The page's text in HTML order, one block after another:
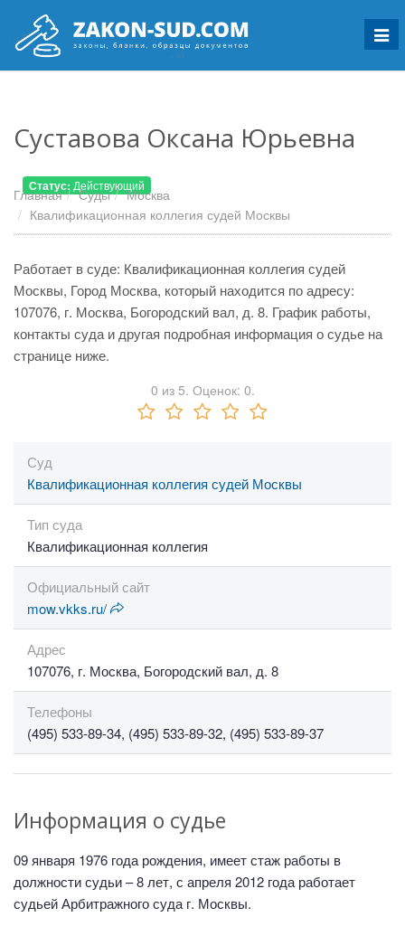
Суставова Оксана Юрьевна
Статус: Действующий
Главная Суды
Москва
Квалификационная коллегия судей Москвы
Работает в суде: Квалификационная коллегия судей
Москвы, Город Москва, который находится по адресу:
107076, г. Москва, Богородский вал, д. 8. График работы,
контакты суда и другая подробная информация о судье на
странице ниже.
0 из 5. Оценок: 0.
Суд
Квалификационная коллегия судей Москвы
Тип суда
Квалификационная коллегия
Официальный сайт
mow.vkks.ru/
Адрес
107076, г. Москва, Богородский вал, д. 8
Телефоны
(495) 533-89-34, (495) 533-89-32, (495) 533-89-37
Информация о судье
09 января 1976 года рождения, имеет стаж работы в
должности судьи – 8 лет, с апреля 2012 года работает
судьей Арбитражного суда г. Москвы.